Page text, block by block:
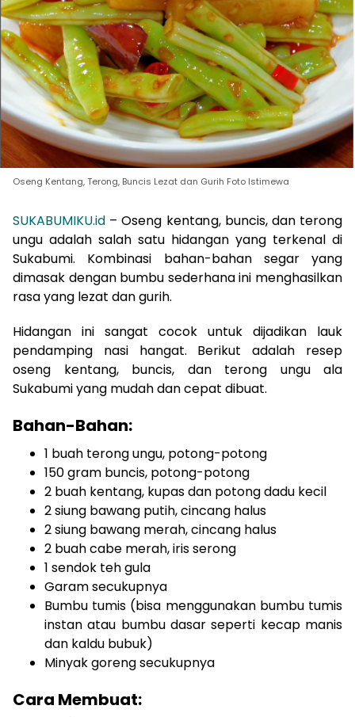
Oseng Kentang, Terong, Buncis Lezat dan Gurih Foto Istimewa
SUKABUMIKU.id – Oseng kentang, buncis, dan terong
ungu adalah salah satu hidangan yang terkenal di
Sukabumi. Kombinasi bahan-bahan segar yang
dimasak dengan bumbu sederhana ini menghasilkan
rasa yang lezat dan gurih.
Hidangan ini sangat cocok untuk dijadikan lauk
pendamping nasi hangat. Berikut adalah resep
oseng kentang, buncis, dan terong ungu ala
Sukabumi yang mudah dan cepat dibuat.
Bahan-Bahan:
1 buah terong ungu, potong-potong
150 gram buncis, potong-potong
2 buah kentang, kupas dan potong dadu kecil
2 siung bawang putih, cincang halus
2 siung bawang merah, cincang halus
2 buah cabe merah, iris serong
1 sendok teh gula
Garam secukupnya
Bumbu tumis (bisa menggunakan bumbu tumis
instan atau bumbu dasar seperti kecap manis
dan kaldu bubuk)
Minyak goreng secukupnya
Cara Membuat: